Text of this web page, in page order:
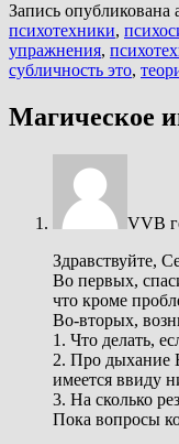
Запись опубликована
психотехники,
упражнения,
субличность это,
Магическое
VVB
Здравствуйте,
Во первых,
что кроме
Во-вторых,
1. Что делать,
2. Про дыхание
имеется ввиду
3. На сколько
Пока вопросы